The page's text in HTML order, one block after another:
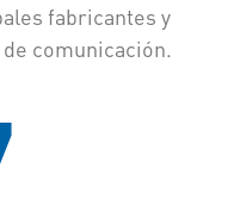
fabricantes y
comunicación.